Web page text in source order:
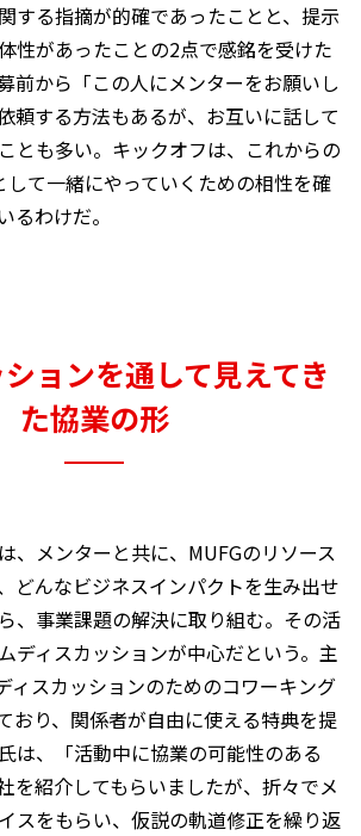
する指摘が的確であったことと、提示
性があったことの2点で感銘を受けた
前から「この人にメンターをお願いし
頼する方法もあるが、お互いに話して
とも多い。キックオフは、これからの
て一緒にやっていくための相性を確
るわけだ。
ョンを通して見えてき
た協業の形
、メンターと共に、MUFGのリソース
どんなビジネスインパクトを生み出せ
、事業課題の解決に取り組む。その活
ディスカッションが中心だという。主
ィスカッションのためのコワーキング
おり、関係者が自由に使える特典を提
は、「活動中に協業の可能性のある
を紹介してもらいましたが、折々でメ
スをもらい、仮説の軌道修正を繰り返